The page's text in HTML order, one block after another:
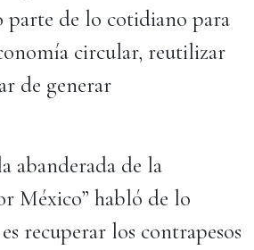
parte de lo cotidiano para
circular, reutilizar
de generar
abanderada de la
México” habló de lo
recuperar los contrapesos